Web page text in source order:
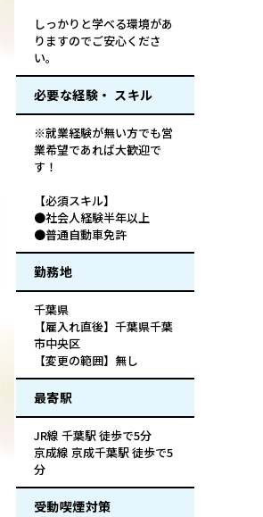
しっかりと学べる環境があ
りますのでご安心くださ
い。
必要な経験・ スキル
※就業経験が無い方でも営
業希望であれば大歓迎で
す！
【必須スキル】
●社会人経験半年以上
●普通自動車免許
勤務地
千葉県
【雇入れ直後】千葉県千葉
市中央区
【変更の範囲】無し
最寄駅
JR線 千葉駅 徒歩で5分
京成線 京成千葉駅 徒歩で5
分
受動喫煙対策